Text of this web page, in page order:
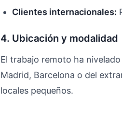
Clientes internacionales:
4. Ubicación y modalidad
El trabajo remoto ha
Madrid, Barcelona o del
locales pequeños.